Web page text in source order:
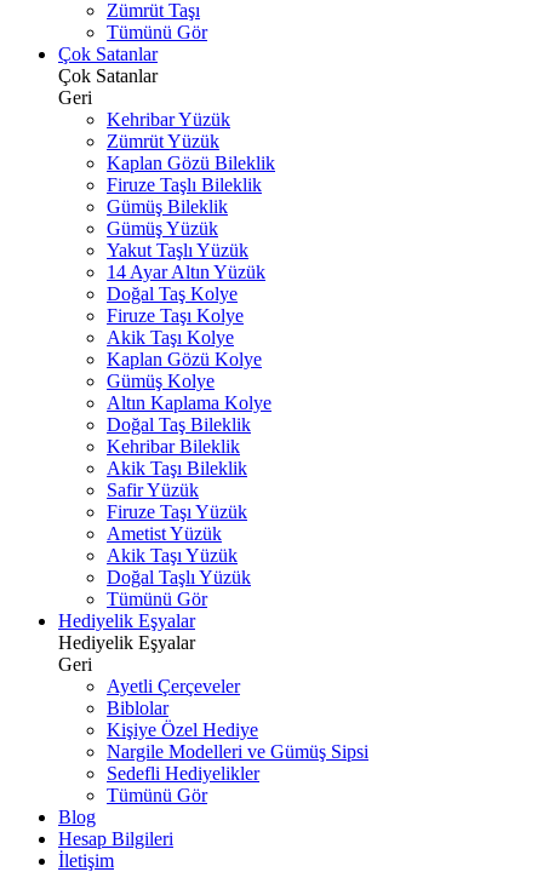
Zümrüt Taşı
Tümünü Gör
Çok Satanlar
Çok Satanlar
Geri
Kehribar Yüzük
Zümrüt Yüzük
Kaplan Gözü Bileklik
Firuze Taşlı Bileklik
Gümüş Bileklik
Gümüş Yüzük
Yakut Taşlı Yüzük
14 Ayar Altın Yüzük
Doğal Taş Kolye
Firuze Taşı Kolye
Akik Taşı Kolye
Kaplan Gözü Kolye
Gümüş Kolye
Altın Kaplama Kolye
Doğal Taş Bileklik
Kehribar Bileklik
Akik Taşı Bileklik
Safir Yüzük
Firuze Taşı Yüzük
Ametist Yüzük
Akik Taşı Yüzük
Doğal Taşlı Yüzük
Tümünü Gör
Hediyelik Eşyalar
Hediyelik Eşyalar
Geri
Ayetli Çerçeveler
Biblolar
Kişiye Özel Hediye
Nargile Modelleri ve Gümüş Sipsi
Sedefli Hediyelikler
Tümünü Gör
Blog
Hesap Bilgileri
İletişim